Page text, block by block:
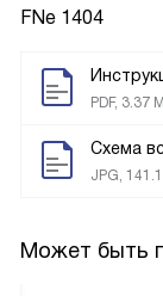
FNe 1404
PDF, 3.37
Схема
JPG,
Может быть